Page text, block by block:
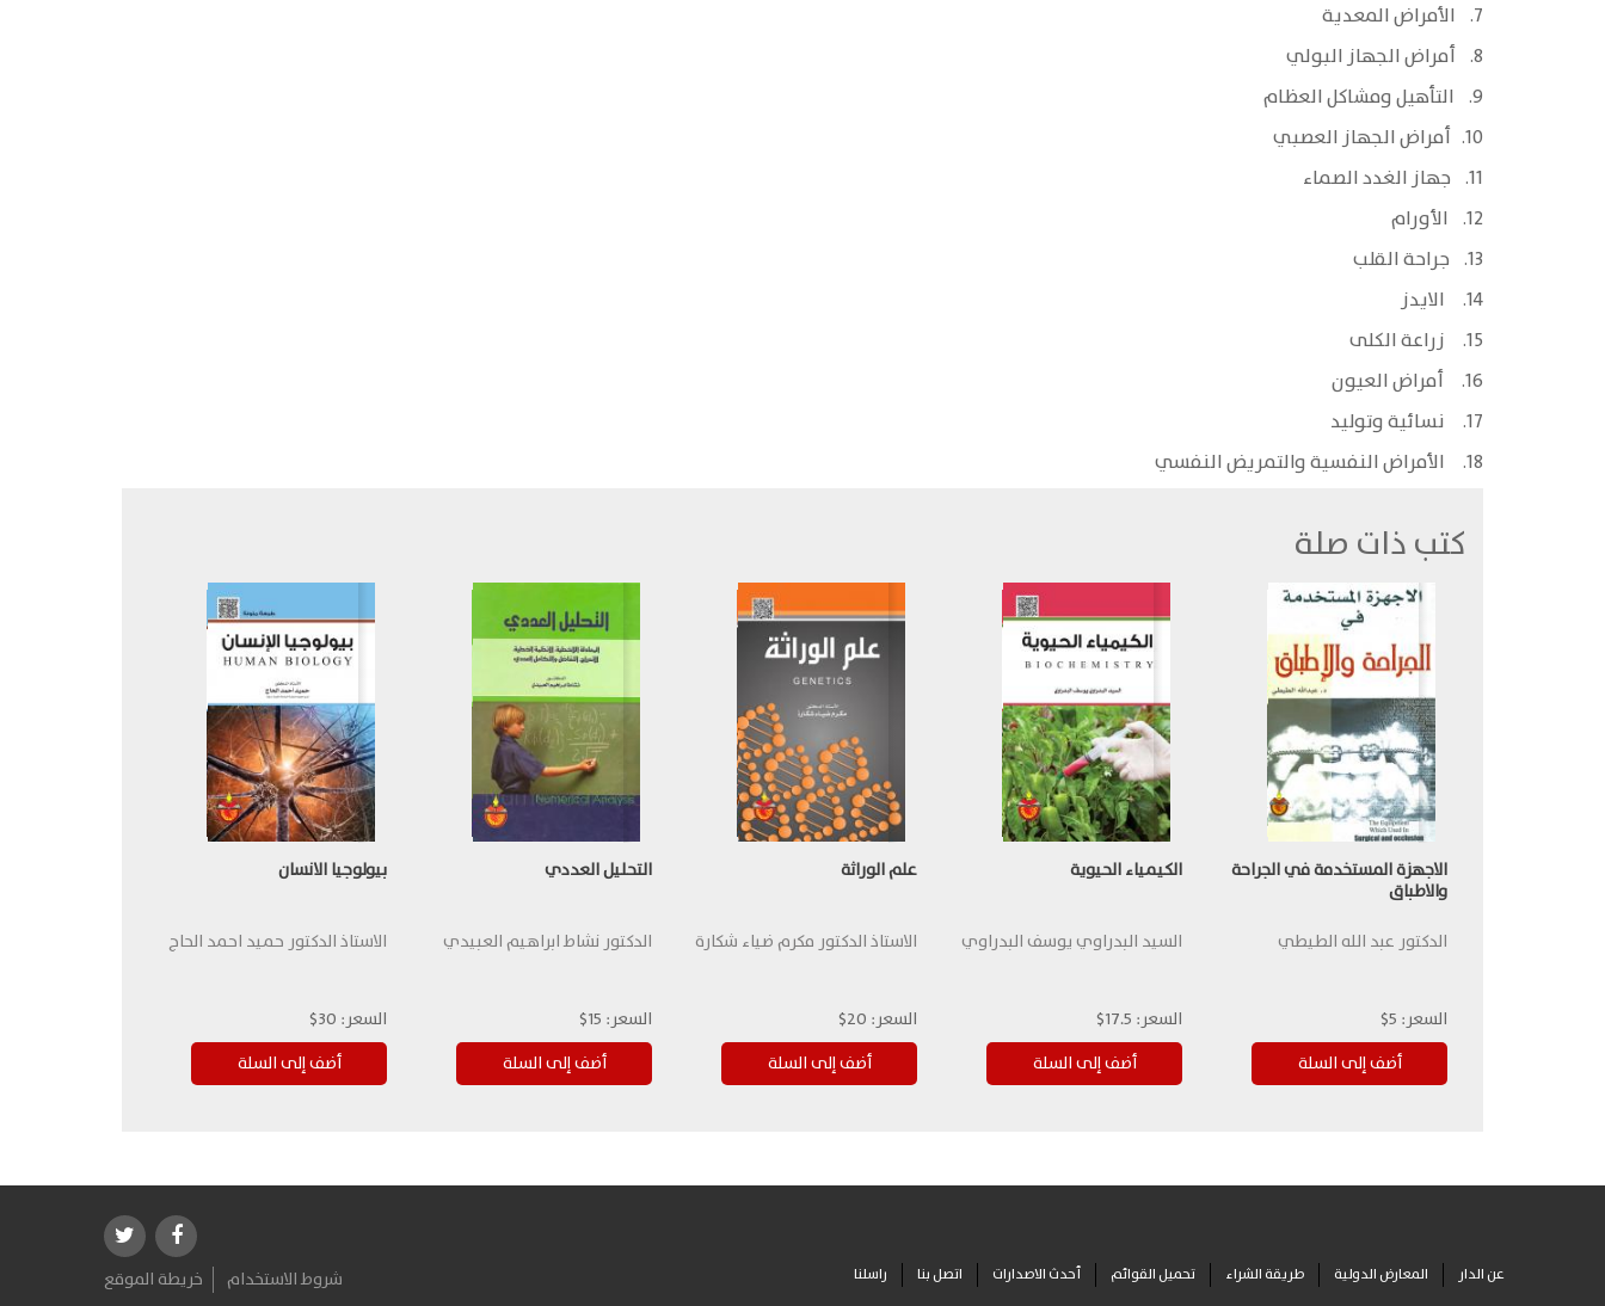
7. الأمراض المعدية
8. أمراض الجهاز البولي
9. التأهيل ومشاكل العظام
10. أمراض الجهاز العصبي
11. جهاز الغدد الصماء
12. الأورام
13. جراحة القلب
14. الايدز
15. زراعة الكلى
16. أمراض العيون
17. نسائية وتوليد
18. الأمراض النفسية والتمريض النفسي
كتب ذات صلة
الاجهزة المستخدمة في الجراحة
والاطباق
الدكتور عبد الله الطيطي
السعر: 5$
الكيمياء الحيوية
السيد البدراوي يوسف البدراوي
السعر: 17.5$
علم الوراثة
الاستاذ الدكتور مكرم ضياء شكارة
السعر: 20$
التحليل العددي
الدكتور نشاط ابراهيم العبيدي
السعر: 15$
بيولوجيا الانسان
الاستاذ الدكتور حميد احمد الحاج
السعر: 30$
عن الدار المعارض الدولية طريقة الشراء تحميل القوائم أحدث الاصدارات اتصل بنا راسلنا شروط الاستخدام خريطة الموقع